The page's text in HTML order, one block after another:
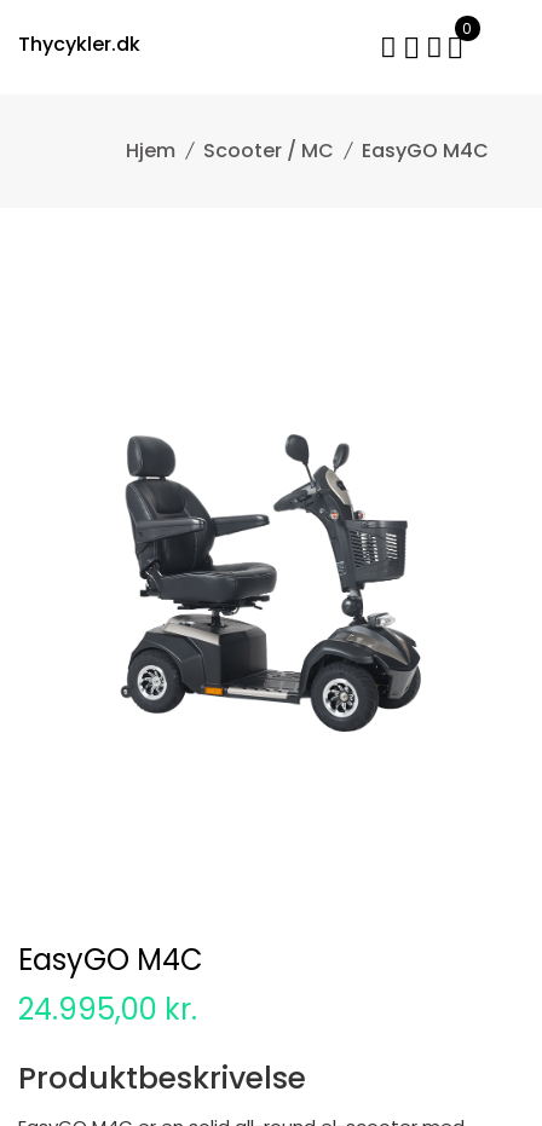
Thycykler.dk
0
Scooter / MC EasyGO M4C
EasyGO M4C
24.995,00 kr.
Produktbeskrivelse